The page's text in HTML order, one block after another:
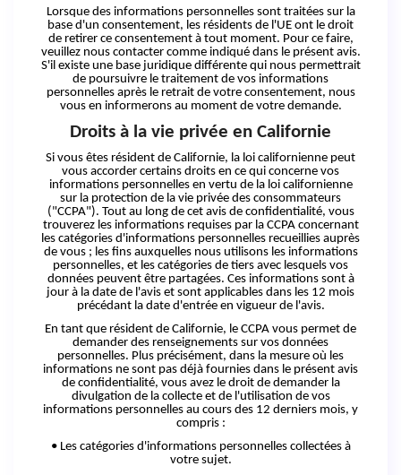
Lorsque des informations personnelles sont traitées sur la
base d'un consentement, les résidents de l'UE ont le droit
de retirer ceconsentement à tout moment. Pour cefaire,
veuillez nous contacter comme indiqué dans le présent avis.
S'il existe une base juridique différente qui nous permettrait
de poursuivre le traitement de vos informations
personnelles après le retrait de votre consentement, nous
vous en informerons au moment de votre demande.
Droits à la vie privée en Californie
Si vous êtes résident de Californie, la loi californienne peut
vous accorder certains droits en ce qui concerne vos
informations personnelles en vertu de la loi californienne
sur la protection de la vie privée des consommateurs
("CCPA"). Tout au long de cet avis de confidentialité, vous
trouverez les informations requises par la CCPA concernant
les catégories d'informations personnelles recueillies auprès
de vous ; les fins auxquelles nous utilisons les informations
personnelles, et les catégories de tiers avec lesquels vos
données peuvent être partagées. Ces informations sont à
jour à la date de l'avis et sont applicables dans les 12 mois
précédant la date d'entrée en vigueur de l'avis.
En tant que résident de Californie, le CCPA vous permet de
demander des renseignements sur vos données
personnelles. Plus précisément, dans la mesure où les
informations ne sont pas déjà fournies dans le présent avis
de confidentialité, vous avez le droit de demander la
divulgation de la collecte et de l'utilisation de vos
informations personnelles au cours des 12 derniers mois, y
compris :
• Les catégories d'informations personnelles collectées à
votre sujet.